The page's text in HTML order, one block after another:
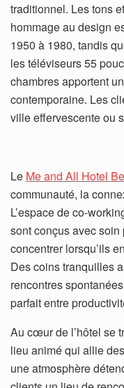
traditionnel. Les tons
hommage au design
1950 à 1980, tandis
les téléviseurs 55
chambres apportent
contemporaine. Les
ville effervescente ou
Le Me and All Hotel
communauté, la
L’espace de co-
sont conçus avec
concentrer lorsqu’ils
Des coins tranquilles
rencontres
parfait entre
Au cœur de l’hôtel se
lieu animé qui allie
une atmosphère